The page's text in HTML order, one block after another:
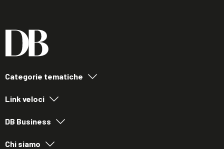
Categorie tematiche
Link veloci
DB Business
Chi siamo